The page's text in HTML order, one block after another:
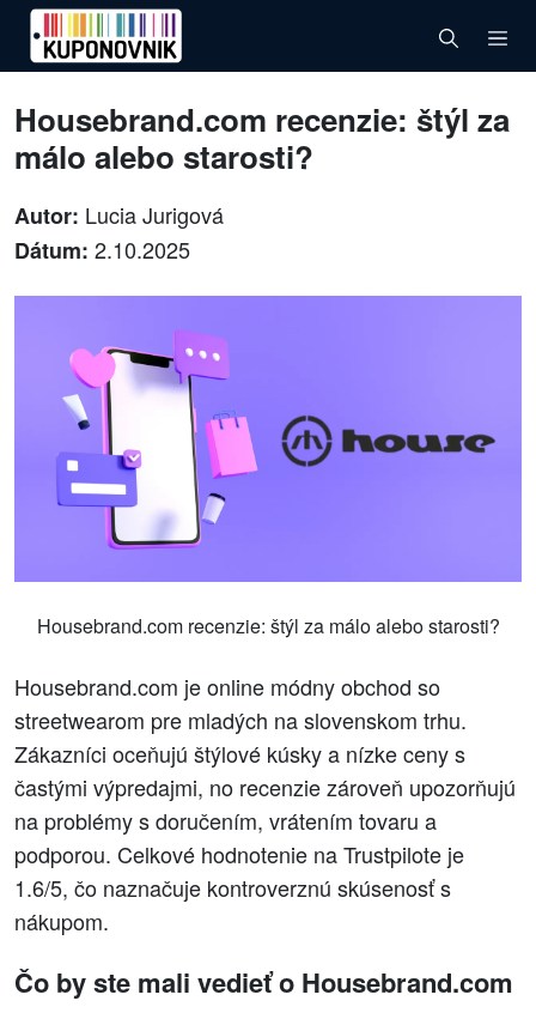
Housebrand.com recenzie: štýl za
málo alebo starosti?
Autor: Lucia Jurigová
Dátum: 2.10.2025
Housebrand.com recenzie: štýl za málo alebo starosti?
Housebrand.com je online módny obchod so
streetwearom pre mladých na slovenskom trhu.
Zákazníci oceňujú štýlové kúsky a nízke ceny s
častými výpredajmi, no recenzie zároveň upozorňujú
na problémy s doručením, vrátením tovaru a
podporou. Celkové hodnotenie na Trustpilote je
1.6/5, čo naznačuje kontroverznú skúsenosť s
nákupom.
Čo by ste mali vedieť o Housebrand.com